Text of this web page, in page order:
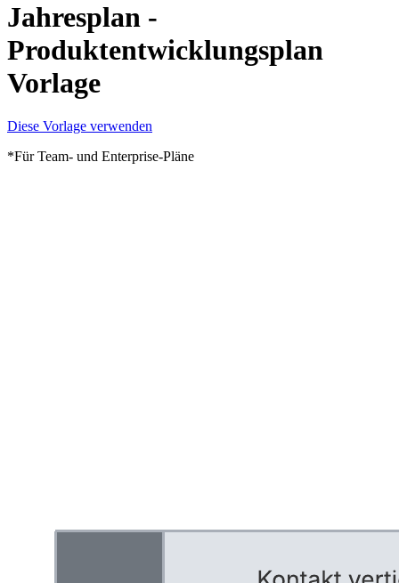
Jahresplan -
Produktentwicklungsplan
Vorlage
Diese Vorlage verwenden
*Für Team- und Enterprise-Pläne